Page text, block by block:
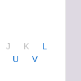
J K L
U V